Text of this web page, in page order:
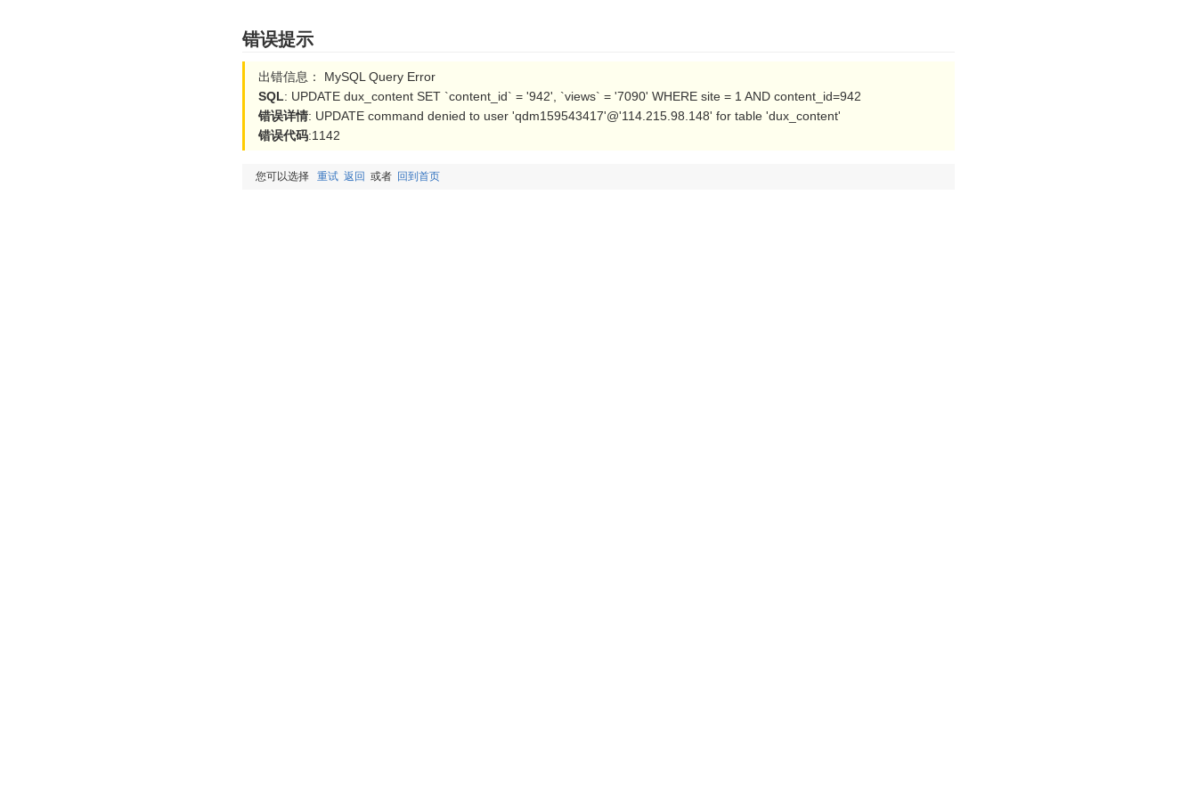
错误提示
出错信息： MySQL Query Error
SQL: UPDATE dux_content SET `content_id` = '942', `views` = '7090' WHERE site = 1 AND content_id=942
错误详情: UPDATE command denied to user 'qdm159543417'@'114.215.98.148' for table 'dux_content'
错误代码:1142
您可以选择 重试 返回 或者 回到首页